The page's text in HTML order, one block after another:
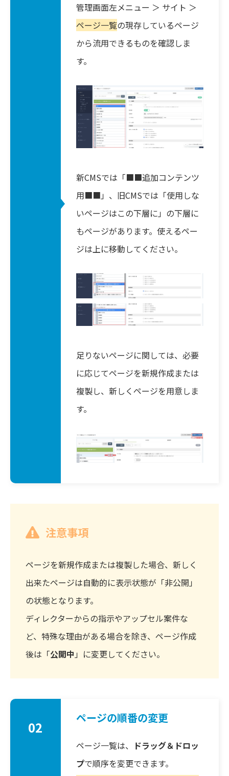
管理画面左メニュー ＞ サイト ＞
ページ一覧の現存しているページ
から流用できるものを確認しま
す。
新CMSでは「■■追加コンテンツ
用■■」、旧CMSでは「使用しな
いページはこの下層に」の下層に
もページがあります。使えるペー
ジは上に移動してください。
足りないページに関しては、必要
に応じてページを新規作成または
複製し、新しくページを用意しま
す。
注意事項
ページを新規作成または複製した場合、新しく
出来たページは自動的に表示状態が「非公開」
の状態となります。
ディレクターからの指示やアップセル案件な
ど、特殊な理由がある場合を除き、ページ作成
後は「公開中 」に変更してください。
02
ページの順番の変更
ページ一覧は、
ドラッグ＆ドロッ
プで順序を変更できます。